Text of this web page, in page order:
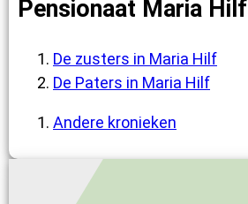
Pensionaat Maria Hilf
De zusters in Maria Hilf
De Paters in Maria Hilf
Andere kronieken